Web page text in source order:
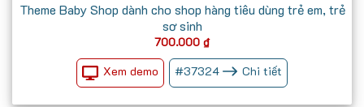
Theme Baby Shop dành cho shop hàng tiêu dùng trẻ em, trẻ
sơ sinh
700.000 ₫
Xem demo #37324 Chi tiết